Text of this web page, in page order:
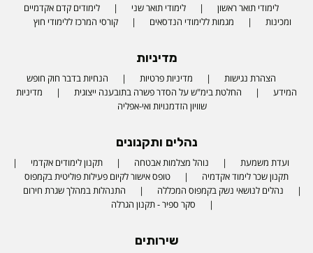
לימודי תואר ראשון לימודי תואר שני
לימודים קדם אקדמיים
ומכינות
מגמות ללימודי הנדסאים קורסי המרכז ללימודי חוץ
מדיניות
הצהרת נגישות מדיניות פרטיות
הנחיות בדבר חוק חופש
המידע
החלטת בימ"ש על הסדר פשרה בתובענה ייצוגית
מדיניות
שוויון הזדמנויות ואי-אפליה
נהלים ותקנונים
ועדת משמעת נוהל מצלמות אבטחה
תקנון לימודים אקדמי
תקנון שכר לימוד אקדמיה
טופס אישור לקיום פעילות פוליטית בקמפוס
נהלים לנושאי נשק בקמפוס המכללה
התנהלות במהלך שגרת חירום
סקר ספיר - תקנון הגרלה
שירותים